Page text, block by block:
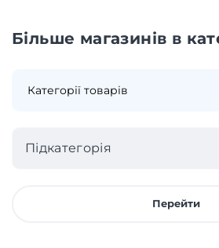
Більше магазинів в
Підкатегорія
Перейти